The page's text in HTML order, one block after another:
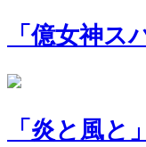
「億女神ス
「炎と風と